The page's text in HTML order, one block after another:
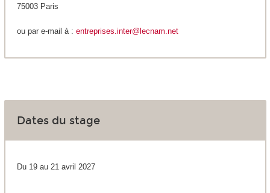
75003 Paris
ou par e-mail à : entreprises.inter@lecnam.net
Dates du stage
Du 19 au 21 avril 2027